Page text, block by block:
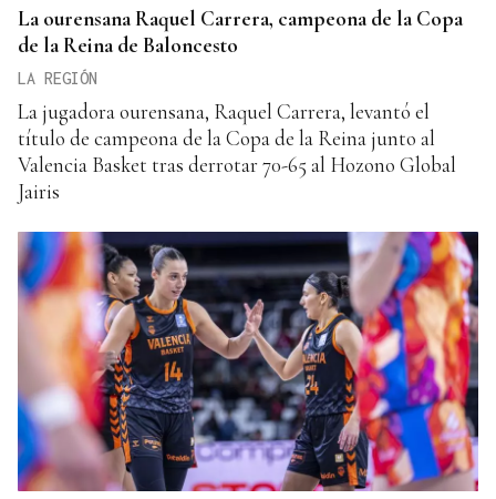
La ourensana Raquel Carrera, campeona de la Copa
de la Reina de Baloncesto
LA REGIÓN
La jugadora ourensana, Raquel Carrera, levantó el
título de campeona de la Copa de la Reina junto al
Valencia Basket tras derrotar 70-65 al Hozono Global
Jairis